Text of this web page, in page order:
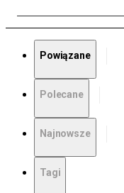
Powiązane
Polecane
Najnowsze
Tagi